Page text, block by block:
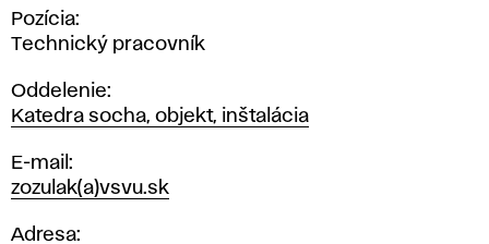
Pozícia
Technický pracovník
Oddelenie
Katedra socha, objekt, inštalácia
E-mail
zozulak(a)vsvu.sk
Adresa